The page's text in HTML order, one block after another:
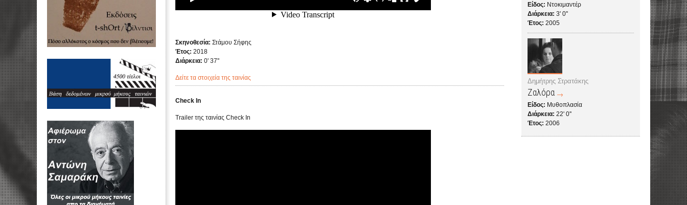
Σκηνοθεσία: Στάμου Σήφης
Έτος: 2018
Διάρκεια: 0' 37''
Δείτε τα στοιχεία της ταινίας
Check In
Trailer της ταινίας Check In
Είδος: Ντοκιμαντέρ
Διάρκεια: 3' 0''
Έτος: 2005
Δημήτρης Στρατάκης
Ζαλόρα
Είδος: Μυθοπλασία
Διάρκεια: 22' 0''
Έτος: 2006